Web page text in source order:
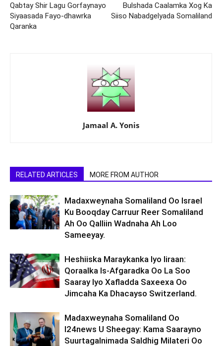
Qabtay Shir Lagu Gorfaynayo
Siyaasada Fayo-dhawrka
Qaranka
Bulshada Caalamka Xog Ka
Siiso Nabadgelyada Somaliland
Jamaal A. Yonis
RELATED ARTICLES MORE FROM AUTHOR
Madaxweynaha Somaliland Oo Israel
Ku Booqday Carruur Reer Somaliland
Ah Oo Qalliin Wadnaha Ah Loo
Sameeyay.
Heshiiska Maraykanka Iyo Iiraan:
Qoraalka Is-Afgaradka Oo La Soo
Saaray Iyo Xafladda Saxeexa Oo
Jimcaha Ka Dhacayso Switzerland.
Madaxweynaha Somaliland Oo
I24news U Sheegay: Kama Saarayno
Suurtagalnimada Saldhig Milateri Oo